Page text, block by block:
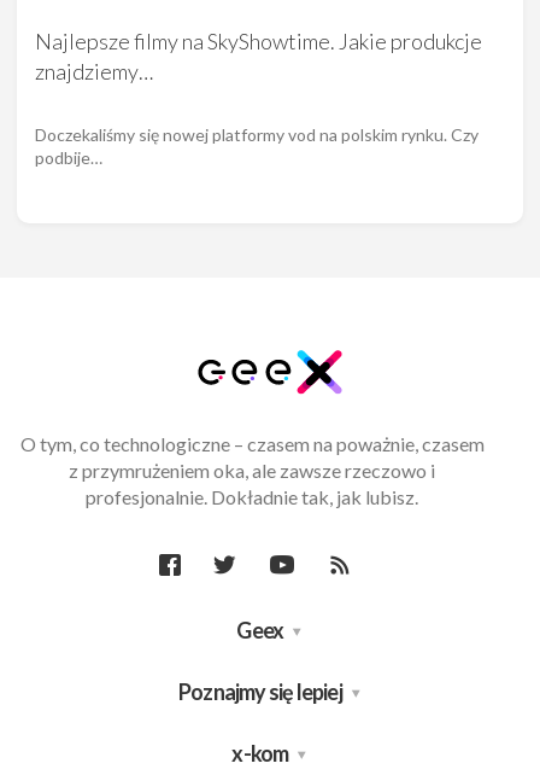
Najlepsze filmy na SkyShowtime. Jakie produkcje
znajdziemy…
Doczekaliśmy się nowej platformy vod na polskim rynku. Czy
podbije…
O tym, co technologiczne – czasem na poważnie, czasem
z przymrużeniem oka, ale zawsze rzeczowo i
profesjonalnie. Dokładnie tak, jak lubisz.
Geex
Poznajmy się lepiej
x-kom